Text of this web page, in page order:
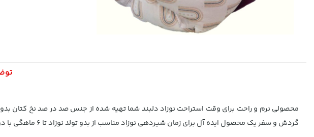
محصولی نرم و راحت برای وقت استراحت نوزاد دلبند شما تهیه شده از جنس صد در صد نخ کتان
گردش و سفر یک محصول ایده آل برای زمان شیردهی نوزاد مناسب از بدو تولد نوزاد تا 6 ماهگی با دوخت عالی و بدون ایراد